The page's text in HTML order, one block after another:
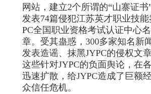
网站，建立2个所谓的“山寨证书
发表74篇侵犯江苏英才职业技
PC全国职业资格考试认证中心
章。受其蛊惑，300多家知名新
发表造谣、抹黑JYPC的侵权文章
这些针对JYPC的负面舆论，在
迅速扩散，给JYPC造成了巨额
众信任危机。